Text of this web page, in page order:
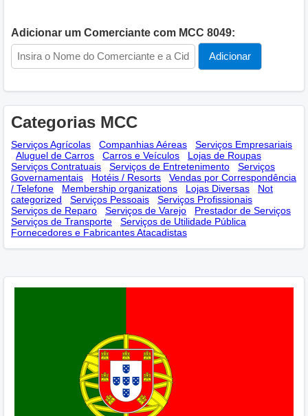
Adicionar um Comerciante com MCC 8049:
Categorias MCC
Serviços Agrícolas Companhias Aéreas
Serviços Empresariais
Aluguel de Carros
Carros e Veículos
Lojas de Roupas
Serviços Contratuais
Serviços de Entretenimento
Serviços
Governamentais
Hotéis / Resorts
Vendas por Correspondência
/ Telefone
Membership оrganizations Lojas Diversas
Not
categorized
Serviços Pessoais
Serviços Profissionais
Serviços de Reparo
Serviços de Varejo
Prestador de Serviços
Serviços de Transporte
Serviços de Utilidade Pública
Fornecedores e Fabricantes Atacadistas